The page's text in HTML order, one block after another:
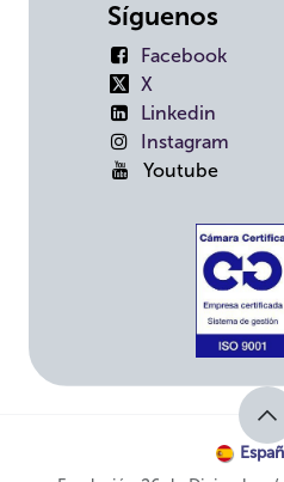
Síguenos
Facebook
X
Linkedin
Instagram
Youtube